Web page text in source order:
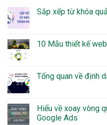
Sắp xếp từ khóa
10 Mẫu thiết kế
Tổng quan về định
Hiểu về xoay vòng
Google Ads